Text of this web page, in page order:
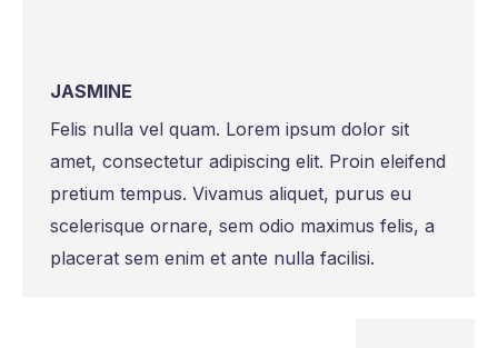
JASMINE
Felis nulla vel quam. Lorem ipsum dolor sit
amet, consectetur adipiscing elit. Proin eleifend
pretium tempus. Vivamus aliquet, purus eu
scelerisque ornare, sem odio maximus felis, a
placerat sem enim et ante nulla facilisi.